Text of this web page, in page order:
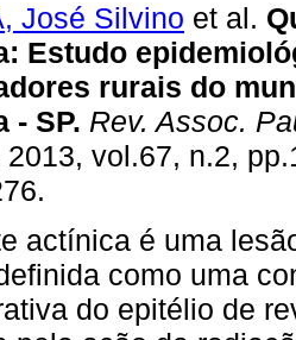
José Silvino et al.
: Estudo
rurais do
- SP. Rev. Assoc.
vol.67, n.2,
actínica é uma
como uma
do epitélio de